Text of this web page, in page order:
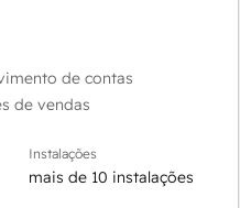
de contas
de vendas
Instalações
mais de 10 instalações